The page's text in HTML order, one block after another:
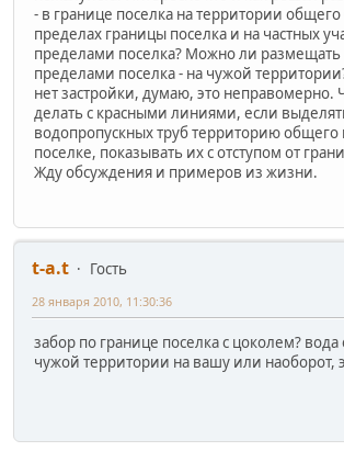
- в границе поселка на территории
пределах границы поселка и на частных
пределами поселка? Можно ли размещать
пределами поселка - на чужой
нет застройки, думаю, это неправомерно.
делать с красными линиями, если
водопропускных труб территорию общего
поселке, показывать их с отступом от
Жду обсуждения и примеров из жизни.
t-a.t
Гость
28 января 2010, 11:30:36
забор по границе поселка с цоколем? вода
чужой территории на вашу или наоборот,